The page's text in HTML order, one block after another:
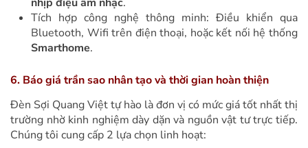
Tích hợp công nghệ thông minh: Điều khiển qua
Bluetooth, Wifi trên điện thoại, hoặc kết nối hệ thống
Smarthome.
6. Báo giá trần sao nhân tạo và thời gian hoàn thiện
Đèn Sợi Quang Việt tự hào là đơn vị có mức giá tốt nhất thị
trường nhờ kinh nghiệm dày dặn và nguồn vật tư trực tiếp.
Chúng tôi cung cấp 2 lựa chọn linh hoạt: